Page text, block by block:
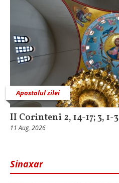
Apostolul zilei
II Corinteni 2, 14-17; 3, 1-3
11 Aug, 2026
Sinaxar